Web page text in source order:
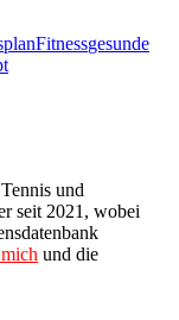
Fitnessgesunde
und
seit 2021, wobei
und die